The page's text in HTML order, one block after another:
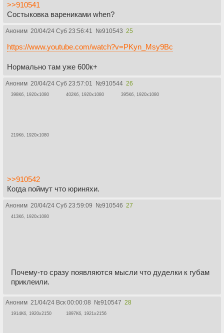
>>910541
Состыковка варениками when?
Аноним 20/04/24 Суб 23:56:41 №910543 25
https://www.youtube.com/watch?v=PKyn_Msy9Bc
Нормально там уже 600к+
Аноним 20/04/24 Суб 23:57:01 №910544 26
398Кб, 1920x1080 402Кб, 1920x1080 395Кб, 1920x1080
219Кб, 1920x1080
>>910542
Когда поймут что юриняхи.
Аноним 20/04/24 Суб 23:59:09 №910546 27
413Кб, 1920x1080
Почему-то сразу появляются мысли что дуделки к губам
приклеили.
Аноним 21/04/24 Вск 00:00:08 №910547 28
1914Кб, 1920x2150 1897Кб, 1921x2156